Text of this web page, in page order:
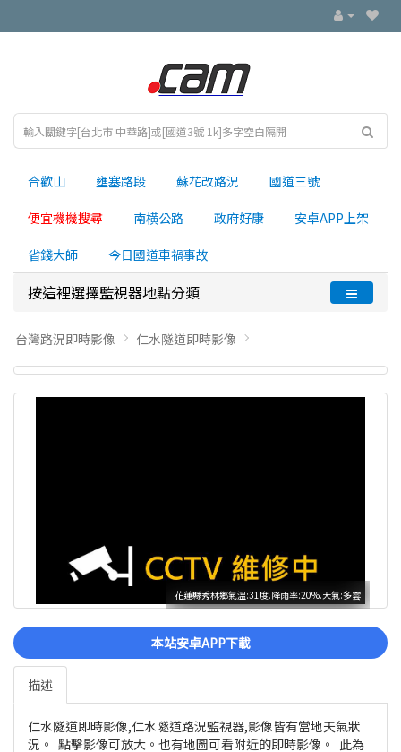
合歡山 壅塞路段 蘇花改路況 國道三號
便宜機機搜尋 南横公路 政府好康 安卓APP上架
省錢大師 今日國道車禍事故
按這裡選擇監視器地點分類
台灣路況即時影像 仁水隧道即時影像
花蓮縣秀林鄉氣溫:31度.降雨率:20%.天氣:多雲
本站安卓APP下載
描述
仁水隧道即時影像,仁水隧道路況監視器,影像皆有當地天氣狀
況。 點擊影像可放大。也有地圖可看附近的即時影像。 此為